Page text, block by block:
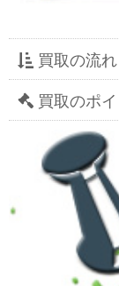
買取の流れ
買取のポ